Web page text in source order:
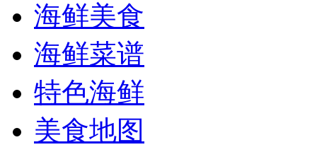
海鲜美食
海鲜菜谱
特色海鲜
美食地图